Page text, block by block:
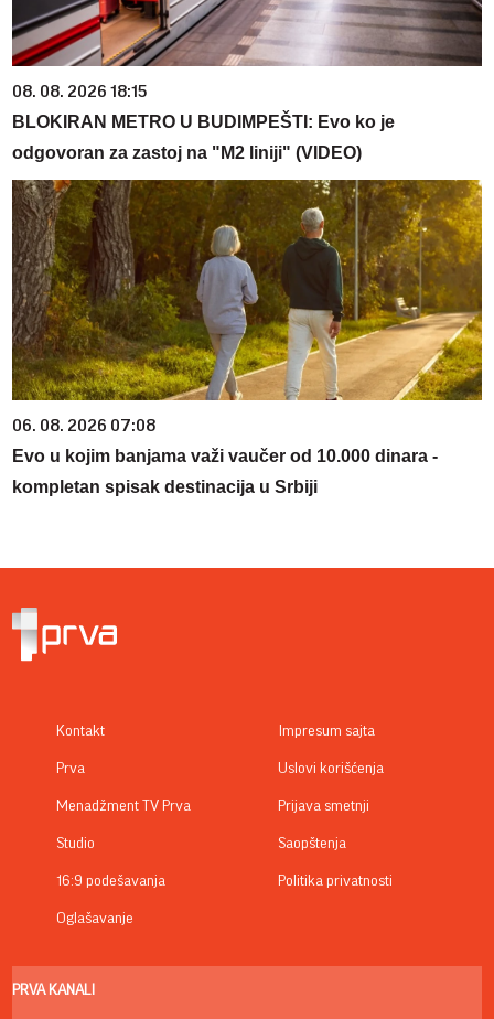
08. 08. 2026 18:15
BLOKIRAN METRO U BUDIMPEŠTI: Evo ko je
odgovoran za zastoj na "M2 liniji" (VIDEO)
06. 08. 2026 07:08
Evo u kojim banjama važi vaučer od 10.000 dinara -
kompletan spisak destinacija u Srbiji
Kontakt
Prva
Menadžment TV Prva
Studio
16:9 podešavanja
Oglašavanje
Impresum sajta
Uslovi korišćenja
Prijava smetnji
Saopštenja
Politika privatnosti
PRVA KANALI